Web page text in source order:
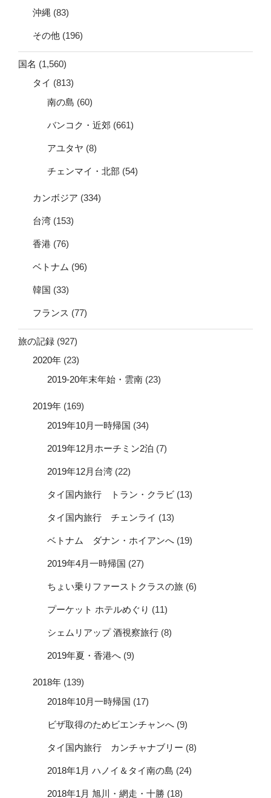
沖縄 (83)
その他 (196)
国名 (1,560)
タイ (813)
南の島 (60)
バンコク・近郊 (661)
アユタヤ (8)
チェンマイ・北部 (54)
カンボジア (334)
台湾 (153)
香港 (76)
ベトナム (96)
韓国 (33)
フランス (77)
旅の記録 (927)
2020年 (23)
2019-20年末年始・雲南 (23)
2019年 (169)
2019年10月一時帰国 (34)
2019年12月ホーチミン2泊 (7)
2019年12月台湾 (22)
タイ国内旅行 トラン・クラビ (13)
タイ国内旅行 チェンライ (13)
ベトナム ダナン・ホイアンへ (19)
2019年4月一時帰国 (27)
ちょい乗りファーストクラスの旅 (6)
プーケット ホテルめぐり (11)
シェムリアップ 酒視察旅行 (8)
2019年夏・香港へ (9)
2018年 (139)
2018年10月一時帰国 (17)
ビザ取得のためビエンチャンへ (9)
タイ国内旅行 カンチャナブリー (8)
2018年1月 ハノイ＆タイ南の島 (24)
2018年1月 旭川・網走・十勝 (18)